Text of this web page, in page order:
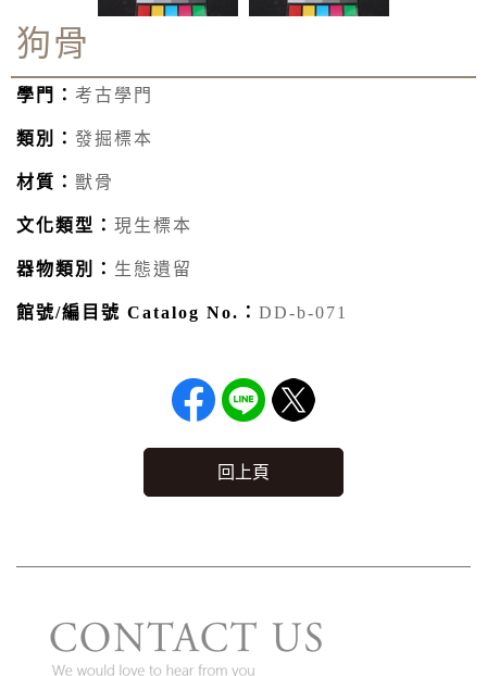
狗骨
學門： 考古學門
類別： 發掘標本
材質： 獸骨
文化類型： 現生標本
器物類別： 生態遺留
館號/編目號 Catalog No.： DD-b-071
回上頁